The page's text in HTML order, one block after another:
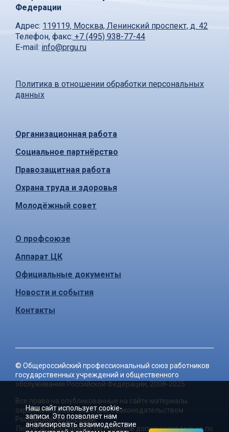
Федерации
Адрес: 119119, Москва, Ленинский проспект, д. 42
Телефон, факс: +7 (495) 938-77-44
E-mail: info@prgu.ru
Политика в отношении обработки персональных
данных
Организационная работа
Социальное партнёрство
Правозащитная работа
Охрана труда и здоровья
Молодёжный совет
О профсоюзе
Аппарат ЦК
Официальные документы
Новости и события
Контакты
© Общероссийский профессиональный союз работников
государственных учреждений и общественного
обслуживания Российской Федерации, 2008-2025
Все права на опубликованные на сайте материалы
охраняются в соответствии с законодательством
Российской Федерации.
Любое использование материалов допускается только по
Наш сайт использует cookie-
записи. Это позволяет нам
анализировать взаимодействие